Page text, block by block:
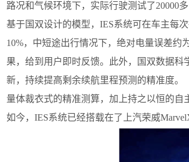
路况和气候环境下，实际行驶测试了20000
基于国双设计的模型，IES系统可在车主每
10%，中短途出行情况下，绝对电量误差约
果，给到用户即时反馈。此外，国双数据
新，持续提高剩余续航里程预测的精准度。
量体裁衣式的精准测算，加上持之以恒的自
如今， IES系统已经搭载在了上汽荣威